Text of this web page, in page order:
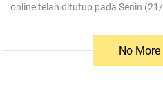
online telah ditutup pada Senin
No